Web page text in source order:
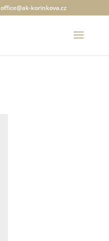
office@ak-korinkova.cz